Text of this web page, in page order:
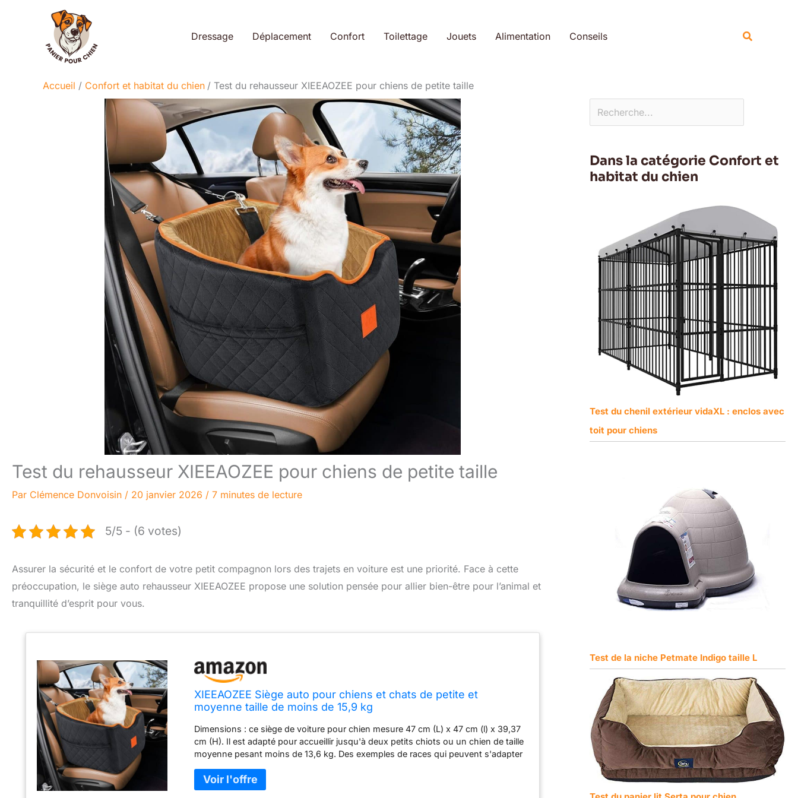
Dressage Déplacement Confort Toilettage Jouets Alimentation Conseils
Accueil Confort et habitat du chien Test du rehausseur XIEEAOZEE pour chiens de petite taille
Test du rehausseur XIEEAOZEE pour chiens de petite taille
Par Clémence Donvoisin / 20 janvier 2026 / 7 minutes de lecture
5/5 - (6 votes)
Assurer la sécurité et le confort de votre petit compagnon lors des trajets en voiture est une priorité. Face à cette
préoccupation, le siège auto rehausseur XIEEAOZEE propose une solution pensée pour allier bien-être pour l’animal et
tranquillité d’esprit pour vous.
XIEEAOZEE Siège auto pour chiens et chats de petite et
moyenne taille de moins de 15,9 kg
Dimensions : ce siège de voiture pour chien mesure 47 cm (L) x 47 cm (l) x 39,37
cm (H). Il est adapté pour accueillir jusqu'à deux petits chiots ou un chien de taille
moyenne pesant moins de 13,6 kg. Des exemples de races qui peuvent s'adapter
les teckels, les Shih Tzus, les chats, les chiots, etc. Veuillez vous référer à l'image
fournie pour les détails spécifiques de la taille Design surélevé pour une meilleure
Dans la catégorie Confort et
habitat du chien
Test du chenil extérieur vidaXL : enclos avec
toit pour chiens
Test de la niche Petmate Indigo taille L